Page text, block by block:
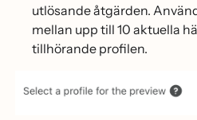
utlösande åtgärden.
mellan upp till 10 aktuella
tillhörande profilen.